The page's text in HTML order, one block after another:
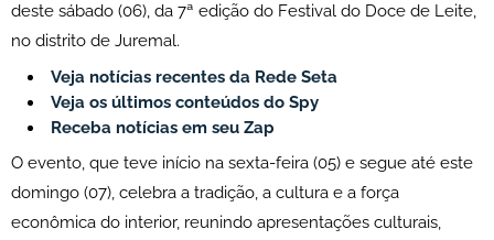
deste sábado (06), da 7ª edição do Festival do Doce de Leite,
no distrito de Juremal.
Veja notícias recentes da Rede Seta
Veja os últimos conteúdos do Spy
Receba notícias em seu Zap
O evento, que teve início na sexta-feira (05) e segue até este
domingo (07), celebra a tradição, a cultura e a força
econômica do interior, reunindo apresentações culturais,